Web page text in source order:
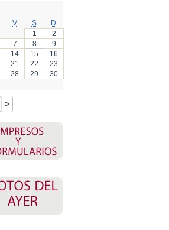
V S
D
1
2
7 8
9
14 15
16
21 22
23
28 29
30